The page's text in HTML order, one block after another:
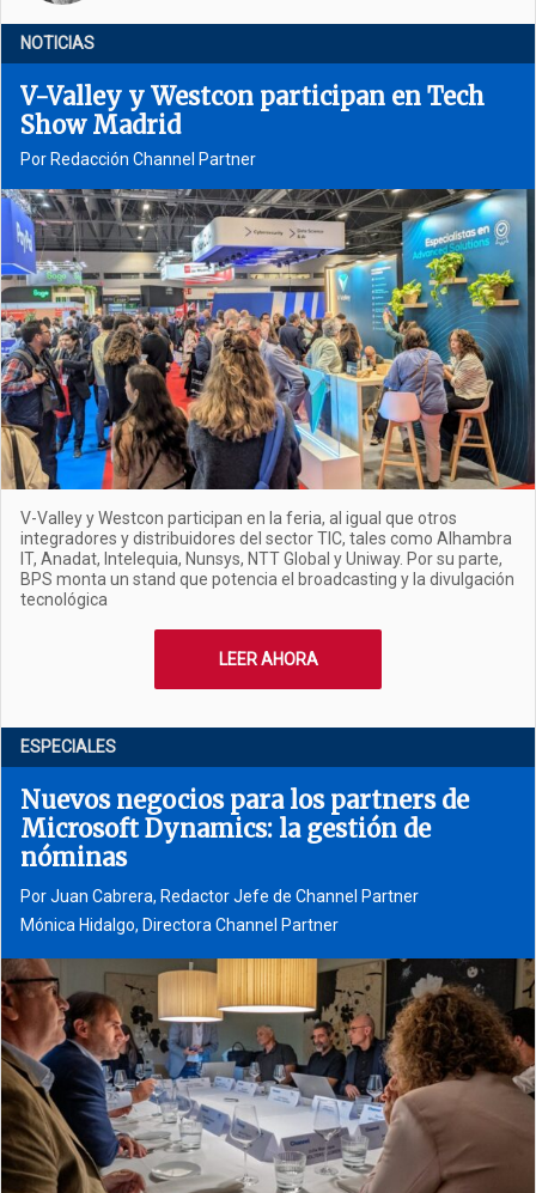
NOTICIAS
V-Valley y Westcon participan en Tech
Show Madrid
Por Redacción Channel Partner
V-Valley y Westcon participan en la feria, al igual que otros
integradores y distribuidores del sector TIC, tales como Alhambra
IT, Anadat, Intelequia, Nunsys, NTT Global y Uniway. Por su parte,
BPS monta un stand que potencia el broadcasting y la divulgación
tecnológica
LEER AHORA
ESPECIALES
Nuevos negocios para los partners de
Microsoft Dynamics: la gestión de
nóminas
PorJuan Cabrera, Redactor Jefe de Channel Partner
Mónica Hidalgo, Directora Channel Partner